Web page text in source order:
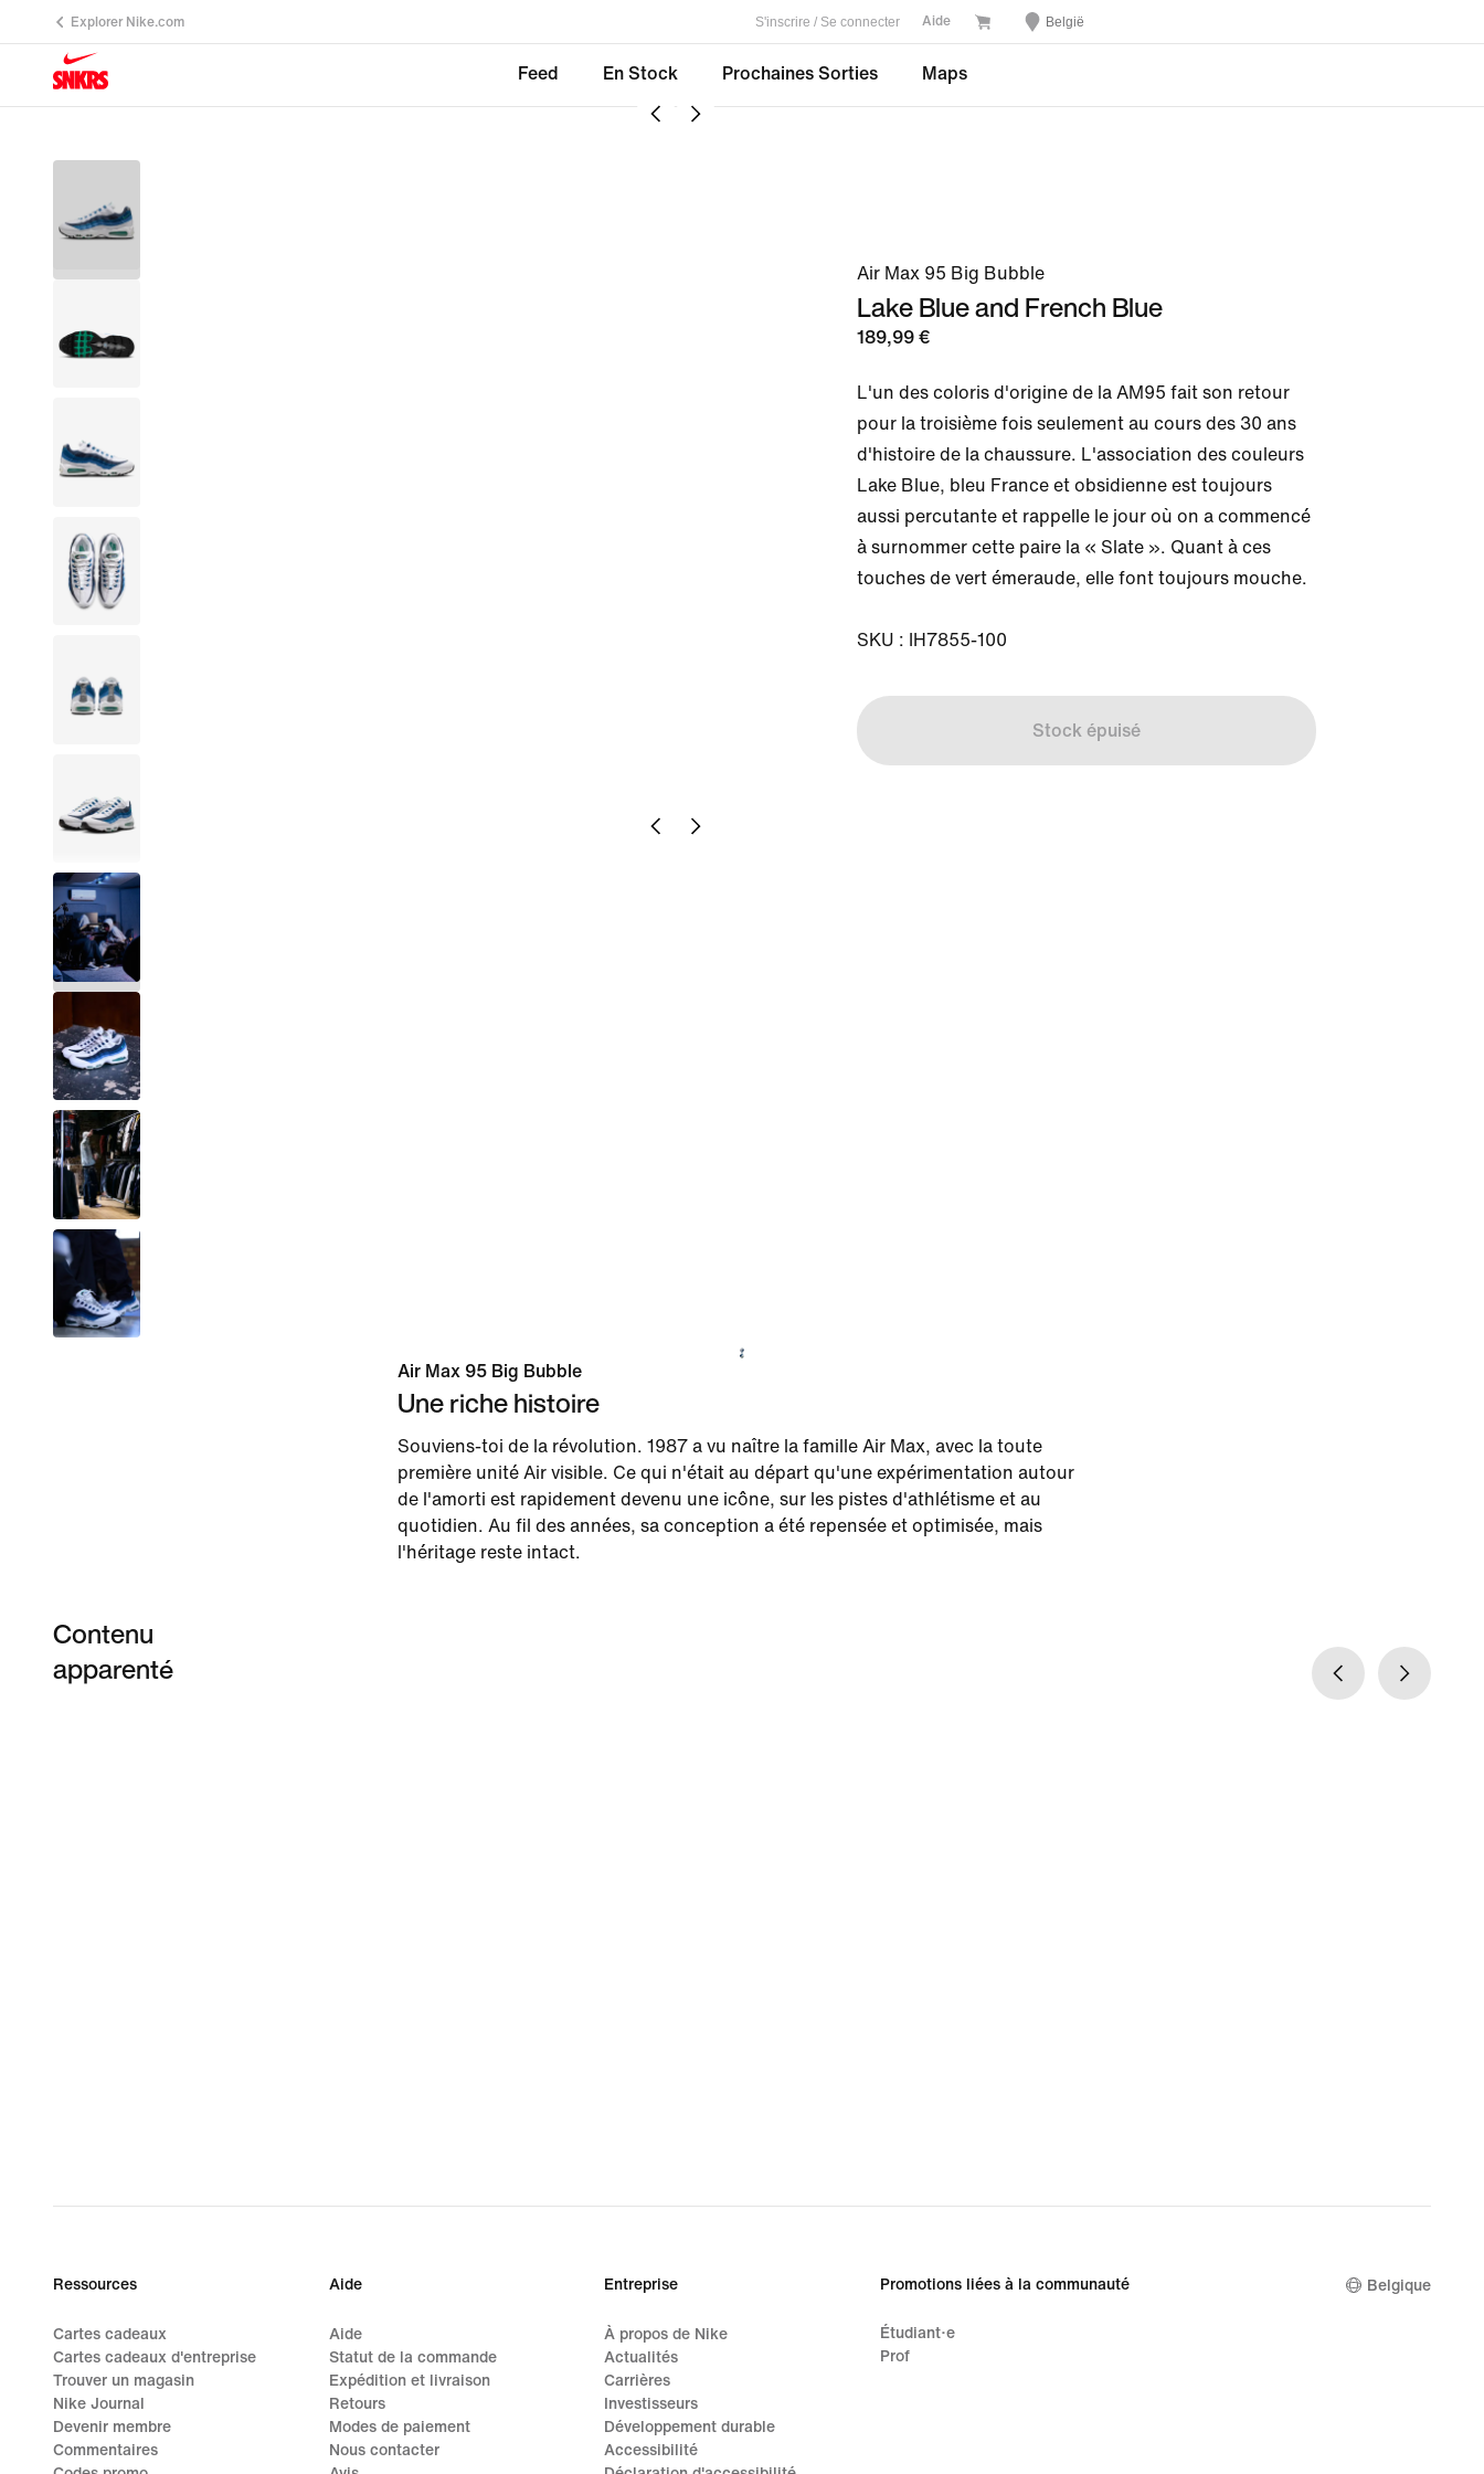
Explorer Nike.com S'inscrire / Se connecter Aide België
Feed En Stock Prochaines Sorties Maps
Air Max 95 Big Bubble
Lake Blue and French Blue
189,99 €
L'un des coloris d'origine de la AM95 fait son retour
pour la troisième fois seulement au cours des 30 ans
d'histoire de la chaussure. L'association des couleurs
Lake Blue, bleu France et obsidienne est toujours
aussi percutante et rappelle le jour où on a commencé
à surnommer cette paire la « Slate ». Quant à ces
touches de vert émeraude, elle font toujours mouche.
SKU : IH7855-100
Stock épuisé
Air Max 95 Big Bubble
Une riche histoire
Souviens-toi de la révolution. 1987 a vu naître la famille Air Max, avec la toute
première unité Air visible. Ce qui n'était au départ qu'une expérimentation autour
de l'amorti est rapidement devenu une icône, sur les pistes d'athlétisme et au
quotidien. Au fil des années, sa conception a été repensée et optimisée, mais
l'héritage reste intact.
Contenu
apparenté
Ressources
Cartes cadeaux
Cartes cadeaux d'entreprise
Trouver un magasin
Nike Journal
Devenir membre
Commentaires
Aide
Aide
Statut de la commande
Expédition et livraison
Retours
Modes de paiement
Nous contacter
Entreprise
À propos de Nike
Actualités
Carrières
Investisseurs
Développement durable
Accessibilité
Promotions liées à la communauté
Étudiant·e
Prof
Belgique